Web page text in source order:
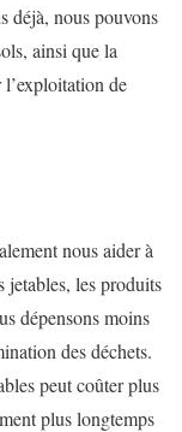
déjà, nous pouvons
ainsi que la
l’exploitation de
nous aider à
jetables, les produits
dépensons moins
des déchets.
peut coûter plus
plus longtemps